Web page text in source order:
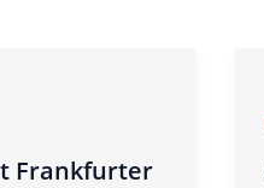
Frankfurter